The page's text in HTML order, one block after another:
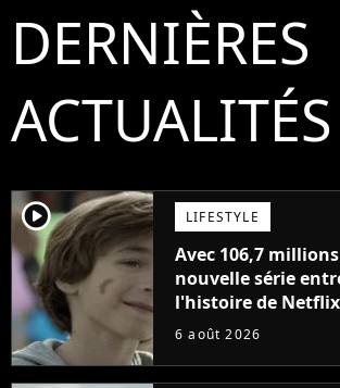
DERNIÈRES
ACTUALITÉS
player2 LIFESTYLE
Avec 106,7
nouvelle série
l'histoire de
48 jours
6 août 2026